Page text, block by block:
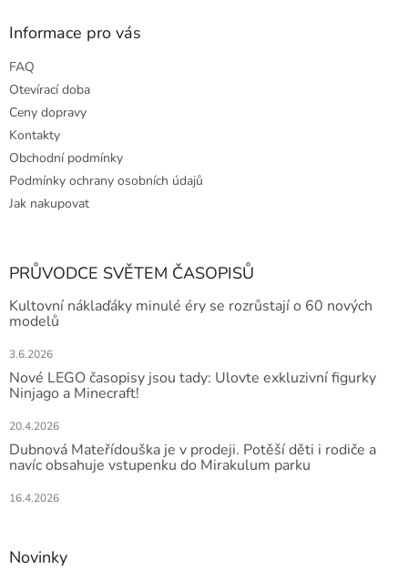
Informace pro vás
FAQ
Otevírací doba
Ceny dopravy
Kontakty
Obchodní podmínky
Podmínky ochrany osobních údajů
Jak nakupovat
PRŮVODCE SVĚTEM ČASOPISŮ
Kultovní náklaďáky minulé éry se rozrůstají o 60 nových
modelů
3.6.2026
Nové LEGO časopisy jsou tady: Ulovte exkluzivní figurky
Ninjago a Minecraft!
20.4.2026
Dubnová Mateřídouška je v prodeji. Potěší děti i rodiče a
navíc obsahuje vstupenku do Mirakulum parku
16.4.2026
Novinky